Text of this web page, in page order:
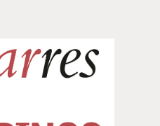
i les
clicant aquí